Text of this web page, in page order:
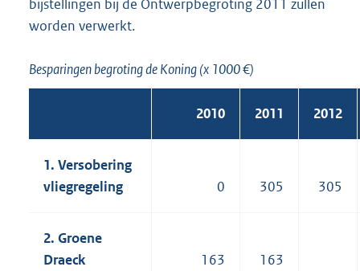
bijstellingen bij de Ontwerpbegroting 2011 zullen
worden verwerkt.
Besparingen begroting de Koning (x 1000 €)
2010 2011 2012
1. Versobering
vliegregeling
0 305 305
2. Groene
Draeck
163 163